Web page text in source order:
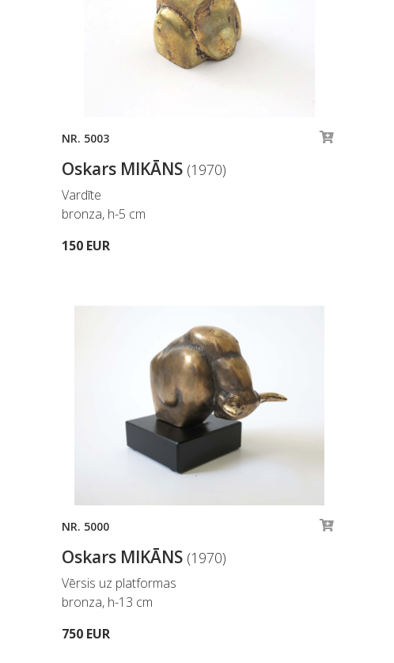
NR. 5003
Oskars MIKĀNS (1970)
Vardīte
bronza, h-5 cm
150 EUR
NR. 5000
Oskars MIKĀNS (1970)
Vērsis uz platformas
bronza, h-13 cm
750 EUR